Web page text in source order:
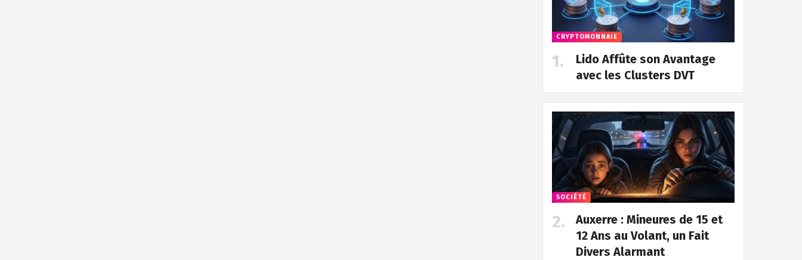
CRYPTOMONNAIE
Lido Affûte son Avantage
avec les Clusters DVT
SOCIÉTÉ
Auxerre : Mineures de 15 et
12 Ans au Volant, un Fait
Divers Alarmant